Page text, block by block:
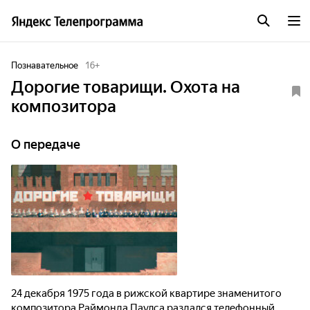
Познавательное 16+
Дорогие товарищи. Охота на
композитора
О передаче
24 декабря 1975 года в рижской квартире знаменитого